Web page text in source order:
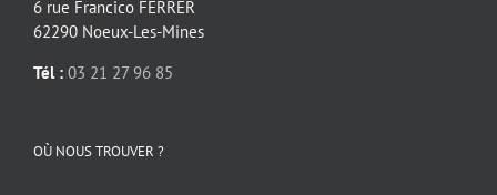
6 rue Francico FERRER
62290 Noeux-Les-Mines
Tél : 03 21 27 96 85
OÙ NOUS TROUVER ?